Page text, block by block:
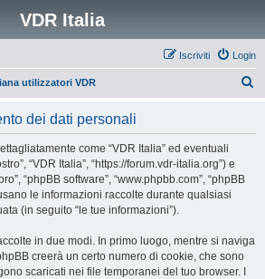
VDR Italia
Login
Iscriviti
utilizzatori VDR
dei dati personali
come “VDR Italia” ed eventuali
“VDR Italia”, “https://forum.vdr-italia.org”) e
“phpBB software”, “www.phpbb.com”, “phpBB
le informazioni raccolte durante qualsiasi
(in seguito “le tue informazioni”).
in due modi. In primo luogo, mentre si naviga
creerà un certo numero di cookie, che sono
scaricati nei file temporanei del tuo browser. I